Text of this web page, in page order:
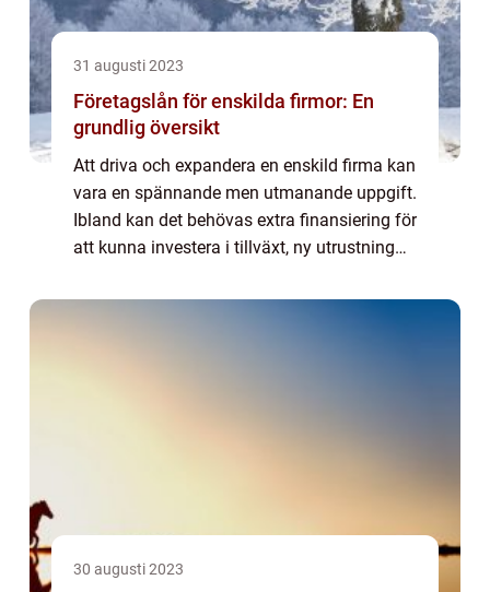
31 augusti 2023
Företagslån för enskilda firmor: En
grundlig översikt
Att driva och expandera en enskild firma kan
vara en spännande men utmanande uppgift.
Ibland kan det behövas extra finansiering för
att kunna investera i tillväxt, ny utrustning
fall kan företagslån för ...
30 augusti 2023